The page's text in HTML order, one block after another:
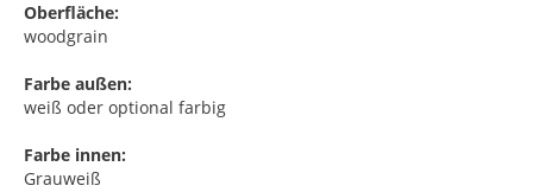
Oberfläche:
woodgrain
Farbe außen:
weiß oder optional farbig
Farbe innen:
Grauweiß